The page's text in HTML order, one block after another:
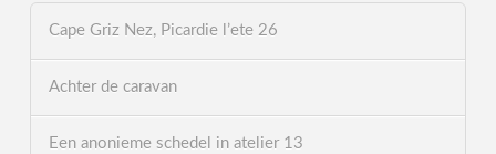
Cape Griz Nez, Picardie l’ete 26
Achter de caravan
Een anonieme schedel in atelier 13